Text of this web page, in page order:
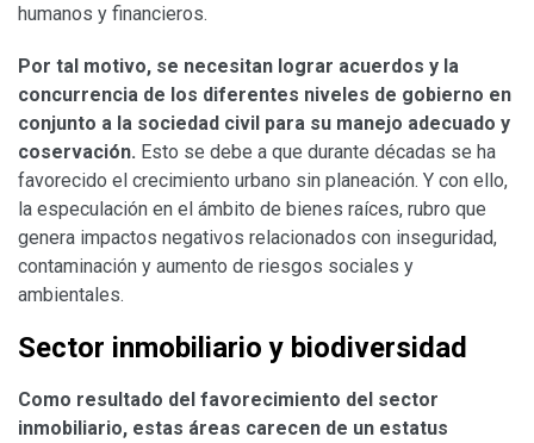
humanos y financieros.
Por tal motivo, se necesitan lograr acuerdos y la
concurrencia de los diferentes niveles de gobierno en
conjunto a la sociedad civil para su manejo adecuado y
coservación. Esto se debe a que durante décadas se ha
favorecido el crecimiento urbano sin planeación. Y con ello,
la especulación en el ámbito de bienes raíces, rubro que
genera impactos negativos relacionados con inseguridad,
contaminación y aumento de riesgos sociales y
ambientales.
Sector inmobiliario y biodiversidad
Como resultado del favorecimiento del sector
inmobiliario, estas áreas carecen de un estatus